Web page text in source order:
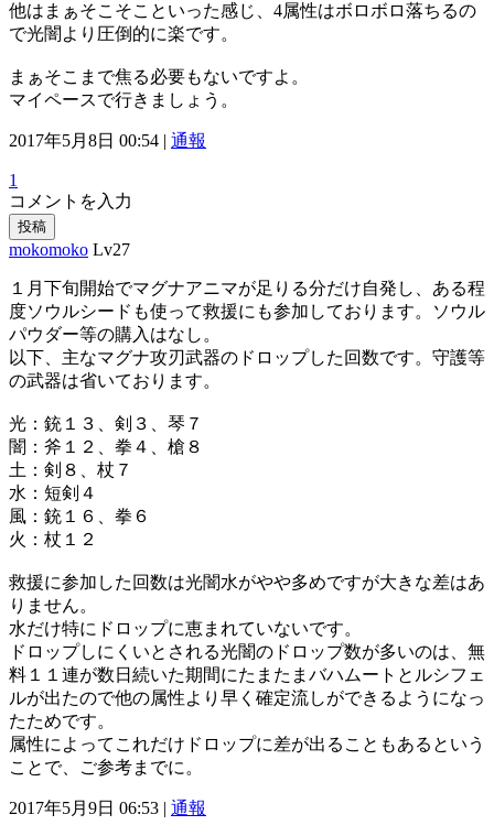
他はまぁそこそこといった感じ、4属性はボロボロ落ちるの
で光闇より圧倒的に楽です。
まぁそこまで焦る必要もないですよ。
マイペースで行きましょう。
2017年5月8日 00:54 | 通報
1
コメントを入力
投稿
mokomoko Lv27
１月下旬開始でマグナアニマが足りる分だけ自発し、ある程
度ソウルシードも使って救援にも参加しております。ソウル
パウダー等の購入はなし。
以下、主なマグナ攻刃武器のドロップした回数です。守護等
の武器は省いております。
光：銃１３、剣３、琴７
闇：斧１２、拳４、槍８
土：剣８、杖７
水：短剣４
風：銃１６、拳６
火：杖１２
救援に参加した回数は光闇水がやや多めですが大きな差はあ
りません。
水だけ特にドロップに恵まれていないです。
ドロップしにくいとされる光闇のドロップ数が多いのは、無
料１１連が数日続いた期間にたまたまバハムートとルシフェ
ルが出たので他の属性より早く確定流しができるようになっ
たためです。
属性によってこれだけドロップに差が出ることもあるという
ことで、ご参考までに。
2017年5月9日 06:53 | 通報